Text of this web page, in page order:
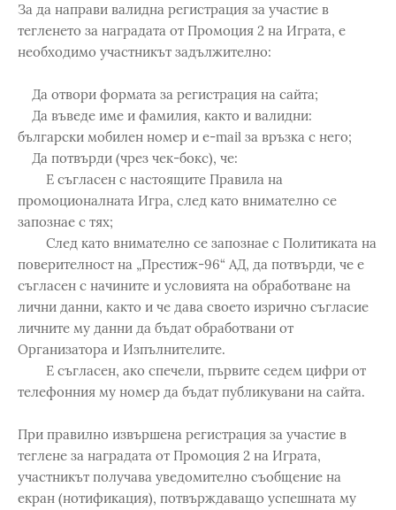
За да направи валидна регистрация за участие в
тегленето за наградата от Промоция 2 на Играта, е
необходимо участникът задължително:
Да отвори формата за регистрация на сайта;
Да въведе име и фамилия, както и валидни:
български мобилен номер и e-mail за връзка с него;
Да потвърди (чрез чек-бокс), че:
Е съгласен с настоящите Правила на
промоционалната Игра, след като внимателно се
запознае с тях;
След като внимателно се запознае с Политиката на
поверителност на „Престиж-96“ АД, да потвърди, че е
съгласен с начините и условията на обработване на
лични данни, както и че дава своето изрично съгласие
личните му данни да бъдат обработвани от
Организатора и Изпълнителите.
Е съгласен, ако спечели, първите седем цифри от
телефонния му номер да бъдат публикувани на сайта.
При правилно извършена регистрация за участие в
теглене за наградата от Промоция 2 на Играта,
участникът получава уведомително съобщение на
екран (нотификация), потвърждаващо успешната му